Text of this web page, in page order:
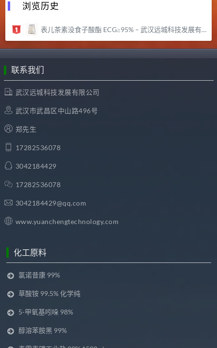
浏览历史
表儿茶素没食子酸酯 ECG≥95% – 武汉远城科技发展有限公司
联系我们
武汉远城科技发展有限公司
武汉市武昌区中山路496号
郑先生
17282536078
3042184429
17282536078
3042184429@qq.com
www.yuanchengtechnology.com
化工原料
氯诺昔康 99%
草酸铵 99.5% 化学纯
5-甲氧基吲哚 98%
醇溶苯胺黑 99%